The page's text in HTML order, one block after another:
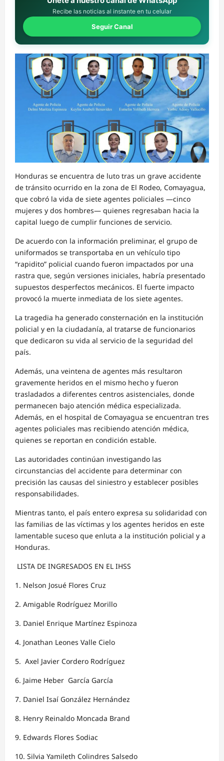
Recibe las noticias al instante en tu celular
Seguir Canal
Honduras se encuentra de luto tras un grave accidente
de tránsito ocurrido en la zona de El Rodeo, Comayagua,
que cobró la vida de siete agentes policiales —cinco
mujeres y dos hombres— quienes regresaban hacia la
capital luego de cumplir funciones de servicio.
De acuerdo con la información preliminar, el grupo de
uniformados se transportaba en un vehículo tipo
“rapidito” policial cuando fueron impactados por una
rastra que, según versiones iniciales, habría presentado
supuestos desperfectos mecánicos. El fuerte impacto
provocó la muerte inmediata de los siete agentes.
La tragedia ha generado consternación en la institución
policial y en la ciudadanía, al tratarse de funcionarios
que dedicaron su vida al servicio de la seguridad del
país.
Además, una veintena de agentes más resultaron
gravemente heridos en el mismo hecho y fueron
trasladados a diferentes centros asistenciales, donde
permanecen bajo atención médica especializada.
Además, en el hospital de Comayagua se encuentran tres
agentes policiales mas recibiendo atención médica,
quienes se reportan en condición estable.
Las autoridades continúan investigando las
circunstancias del accidente para determinar con
precisión las causas del siniestro y establecer posibles
responsabilidades.
Mientras tanto, el país entero expresa su solidaridad con
las familias de las víctimas y los agentes heridos en este
lamentable suceso que enluta a la institución policial y a
Honduras.
LISTA DE INGRESADOS EN EL IHSS
1. Nelson Josué Flores Cruz
2. ⁠Amigable Rodríguez Morillo
3. ⁠Daniel Enrique Martínez Espinoza
4. ⁠Jonathan Leones Valle Cielo
5. ⁠ Axel Javier Cordero Rodríguez
6. ⁠Jaime Heber García García
7. ⁠Daniel Isaí González Hernández
8. ⁠Henry Reinaldo Moncada Brand
9. ⁠Edwards Flores Sodiac
10. ⁠Silvia Yamileth Colindres Salsedo